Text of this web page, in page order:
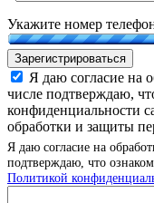
Укажите номер
Зарегистрироваться
Я даю согласие на
числе подтверждаю,
конфиденциальности
обработки и защиты
Я даю согласие на
подтверждаю, что
Политикой